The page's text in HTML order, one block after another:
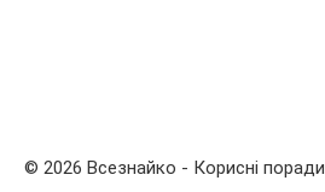
© 2026 Всезнайко - Корисні поради